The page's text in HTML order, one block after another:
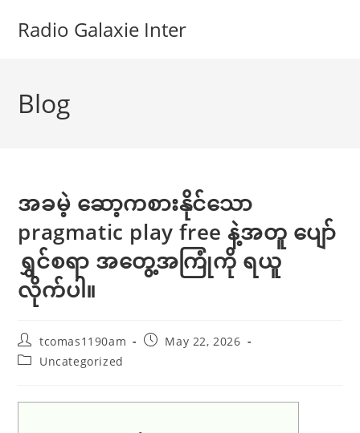
Radio Galaxie Inter
Blog
အခမဲ့ ဆော့ကစားနိုင်သော
pragmatic play free နဲ့အတူ ပျော်
ရွှင်စရာ အတွေ့အကြုံကို ရယူ
လိုက်ပါ။
Post
author:
tcomas1190am
PostMay 22, 2026
PostUncategorized